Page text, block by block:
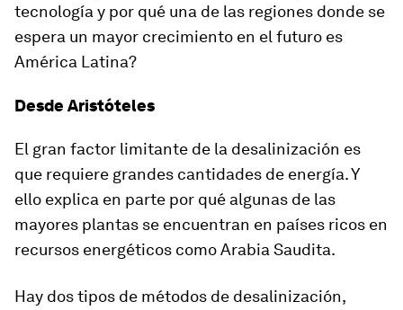
tecnología y por qué una de las regiones donde se
espera un mayor crecimiento en el futuro es
América Latina?
Desde Aristóteles
El gran factor limitante de la desalinización es
que requiere grandes cantidades de energía. Y
ello explica en parte por qué algunas de las
mayores plantas se encuentran en países ricos en
recursos energéticos como Arabia Saudita.
Hay dos tipos de métodos de desalinización,